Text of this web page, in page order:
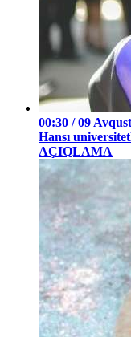
00:30 / 09
Hansı
AÇIQLAMA